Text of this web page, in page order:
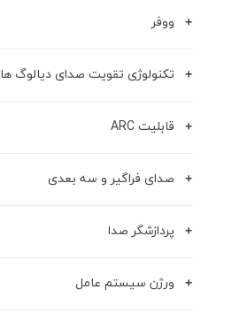
ووفر
تکنولوژی تقویت صدای دیالوگ ها
قابلیت ARC
صدای فراگیر و سه بعدی
پردازشگر صدا
ورژن سیستم عامل